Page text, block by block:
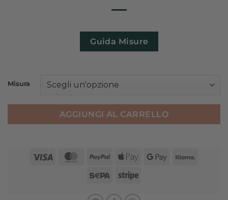
Guida Misure
Misura
AGGIUNGI AL CARRELLO
Visa MasterCard
PayPalApple Google
Sepa
Stripe